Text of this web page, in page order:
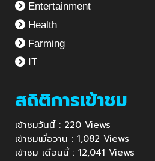
Entertainment
Health
Farming
IT
สถิติการเข้าชม
เข้าชมวันนี้ : 220 Views
เข้าชมเมื่อวาน : 1,082 Views
เข้าชม เดือนนี้ : 12,041 Views